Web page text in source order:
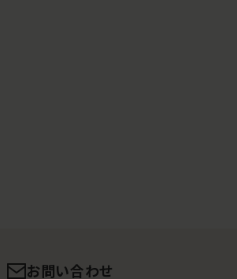
お問い合わせ